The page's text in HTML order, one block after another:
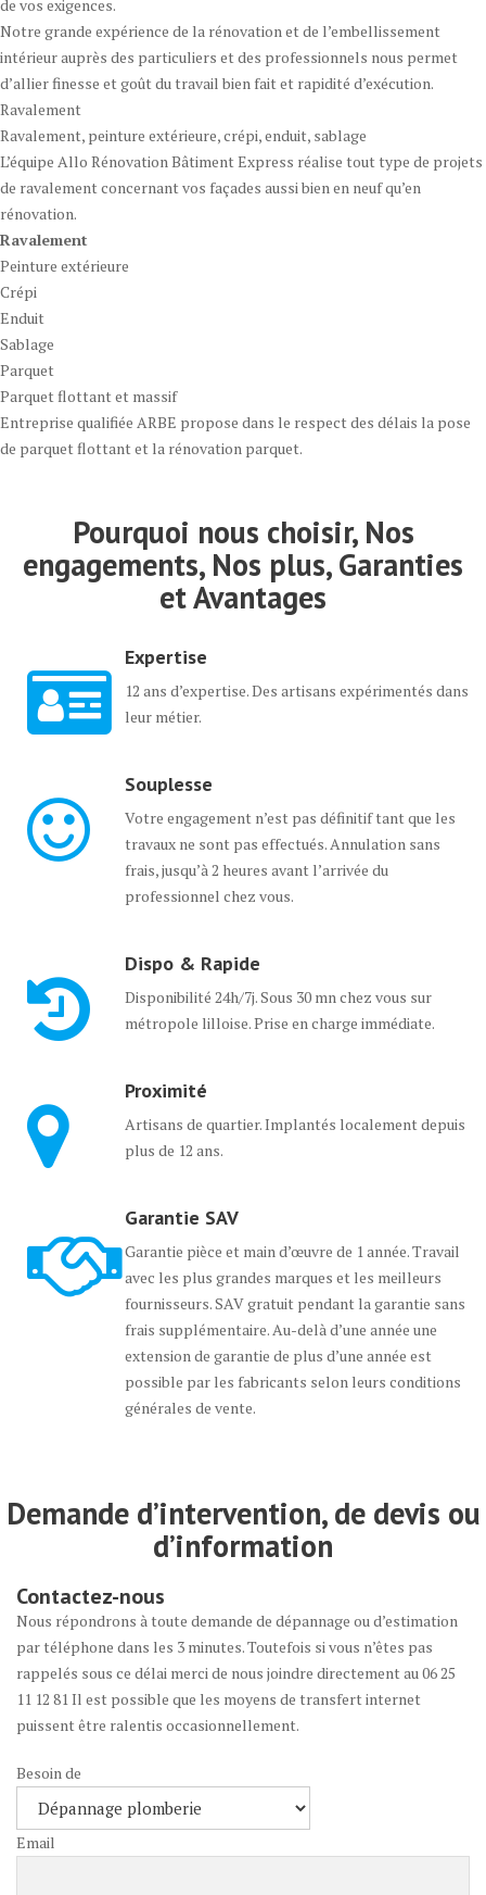
de vos exigences.
Notre grande expérience de la rénovation et de l’embellissement
intérieur auprès des particuliers et des professionnels nous permet
d’allier finesse et goût du travail bien fait et rapidité d’exécution.
Ravalement
Ravalement, peinture extérieure, crépi, enduit, sablage
L’équipe Allo Rénovation Bâtiment Express réalise tout type de projets
de ravalement concernant vos façades aussi bien en neuf qu’en
rénovation.
Ravalement
Peinture extérieure
Crépi
Enduit
Sablage
Parquet
Parquet flottant et massif
Entreprise qualifiée ARBE propose dans le respect des délais la pose
de parquet flottant et la rénovation parquet.
Pourquoi nous choisir, Nos
engagements, Nos plus, Garanties
et Avantages
Expertise
12 ans d’expertise. Des artisans expérimentés dans
leur métier.
Souplesse
Votre engagement n’est pas définitif tant que les
travaux ne sont pas effectués. Annulation sans
frais, jusqu’à 2 heures avant l’arrivée du
professionnel chez vous.
Dispo & Rapide
Disponibilité 24h/7j. Sous 30 mn chez vous sur
métropole lilloise. Prise en charge immédiate.
Proximité
Artisans de quartier. Implantés localement depuis
plus de 12 ans.
Garantie SAV
Garantie pièce et main d’œuvre de 1 année. Travail
avec les plus grandes marques et les meilleurs
fournisseurs. SAV gratuit pendant la garantie sans
frais supplémentaire. Au-delà d’une année une
extension de garantie de plus d’une année est
possible par les fabricants selon leurs conditions
générales de vente.
Demande d’intervention, de devis ou
d’information
Contactez-nous
Nous répondrons à toute demande de dépannage ou d’estimation
par téléphone dans les 3 minutes. Toutefois si vous n’êtes pas
rappelés sous ce délai merci de nous joindre directement au 06 25
11 12 81 Il est possible que les moyens de transfert internet
puissent être ralentis occasionnellement.
Besoin de
Email